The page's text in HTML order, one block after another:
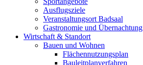
Ausflugsziele
Veranstaltungsort Badsaal
Gastronomie und Übernachtung
Wirtschaft & Standort
Bauen und Wohnen
Flächennutzungsplan
Bauleitplanverfahren